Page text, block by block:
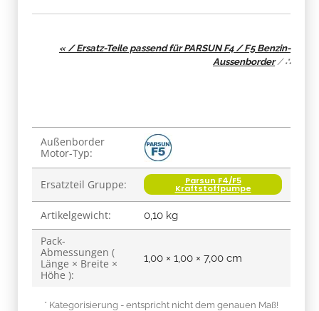
« / Ersatz-Teile passend für PARSUN F4 / F5 Benzin-
Aussenborder/∴
Produkteigenschaft
Wert
Außenborder
Motor-Typ:
Ersatzteil Gruppe: Parsun F4/F5
Kraftstoffpumpe
Artikelgewicht: 0,10 kg
Pack-
Abmessungen (
Länge × Breite ×
Höhe ):
1,00 × 1,00 × 7,00 cm
* Kategorisierung - entspricht nicht dem genauen Maß!